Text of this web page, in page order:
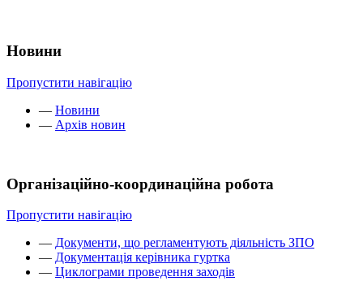
Новини
Пропустити навігацію
— Новини
— Архів новин
Організаційно-координаційна робота
Пропустити навігацію
— Документи, що регламентують діяльність ЗПО
— Документація керівника гуртка
— Циклограми проведення заходів